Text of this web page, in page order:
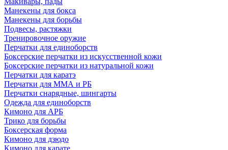
Манекены для бокса
Манекены для борьбы
Подвесы, растяжки
Тренировочное оружие
Перчатки для единоборств
Боксерские перчатки из искусственной кожи
Боксерские перчатки из натуральной кожи
Перчатки для каратэ
Перчатки для ММА и РБ
Перчатки снарядные, шингарты
Одежда для единоборств
Кимоно для АРБ
Трико для борьбы
Боксерская форма
Кимоно для дзюдо
Кимоно для карате